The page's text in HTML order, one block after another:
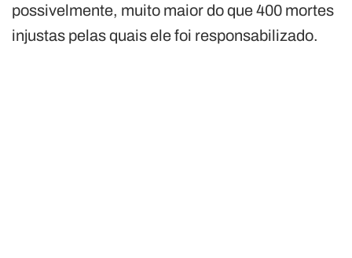
possivelmente, muito maior do que 400 mortes
injustas pelas quais ele foi responsabilizado.